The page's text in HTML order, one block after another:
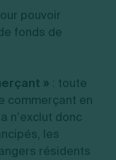
pouvoir
fonds de
» : toute
commerçant en
n’exclut donc
les
résidents